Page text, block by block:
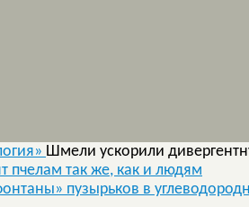
Шмели ускорили
пчелам так же, как и людям
пузырьков в